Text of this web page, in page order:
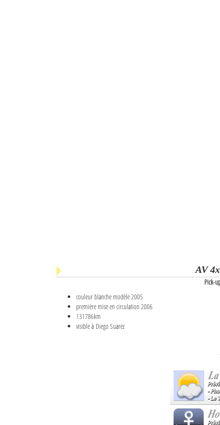
AV
Pick-
couleur blanche modèle 2005
première mise en circulation 2006
131786km
visible à Diego Suarez